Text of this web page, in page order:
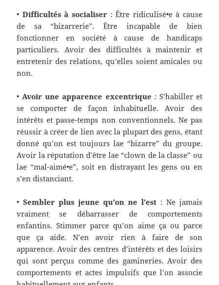
• Difficultés à socialiser :Être ridiculisé•e à cause
de sa “bizarrerie”. Être incapable de bien
fonctionner en société à cause de handicaps
particuliers. Avoir des difficultés à maintenir et
entretenir des relations, qu’elles soient amicales ou
non.
• Avoir une apparence excentrique : S’habiller et
se comporter de façon inhabituelle. Avoir des
intérêts et passe-temps non conventionnels. Ne pas
réussir à créer de lien avec la plupart des gens, étant
donné qu’on est toujours lae “bizarre” du groupe.
Avoir la réputation d’être lae “clown de la classe” ou
lae “mal-aimé•e”, soit en distrayant les gens ou en
s’en distanciant.
•Sembler plus jeune qu’on ne l’est: Ne jamais
vraiment se débarrasser de comportements
enfantins. Stimmer parce qu’on aime ça ou parce
que ça aide. N’en avoir rien à faire de son
apparence. Avoir des centres d’intérêts et des loisirs
qui sont perçus comme des gamineries.Avoir des
comportements et actes impulsifs que l’on associe